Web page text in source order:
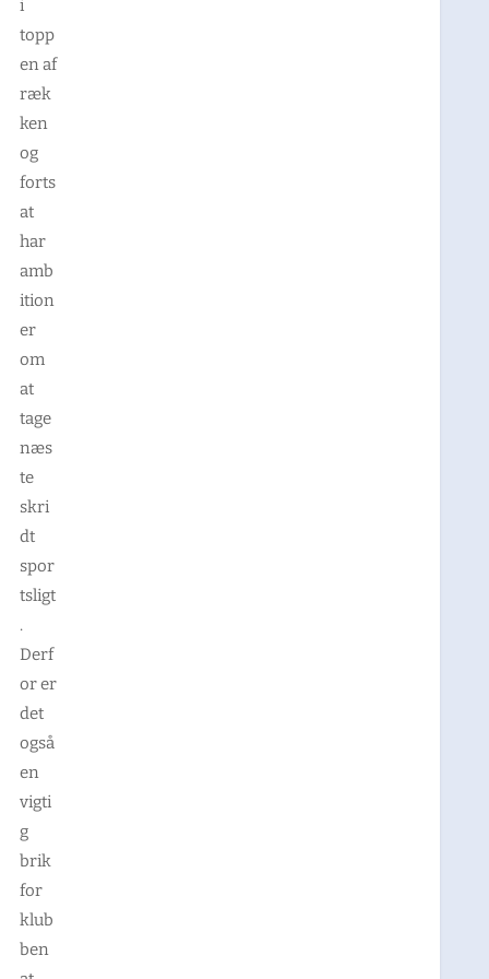
i
topp
en af
ræk
ken
og
forts
at
har
amb
ition
er
om
at
tage
næs
te
skri
dt
spor
tsligt
.
Derf
or er
det
også
en
vigti
g
brik
for
klub
ben